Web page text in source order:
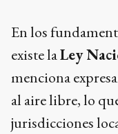
En los
existe laLey
menciona
al aire libre, lo
jurisdicciones